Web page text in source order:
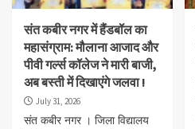
संत कबीर नगर में हैंडबॉल का
महासंग्राम: मौलाना आजाद और
पीवी गर्ल्स कॉलेज ने मारी बाजी,
अब बस्ती में दिखाएंगे जलवा !
July 31, 2026
संत कबीर नगर । जिला विद्यालय